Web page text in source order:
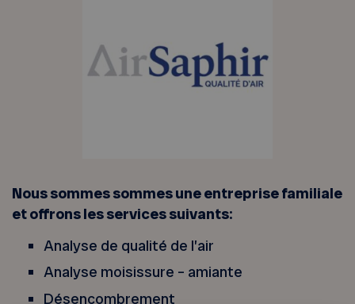
Nous sommes sommes une entreprise familiale
et offrons les services suivants:
Analyse de qualité de l’air
Analyse moisissure – amiante
Désencombrement